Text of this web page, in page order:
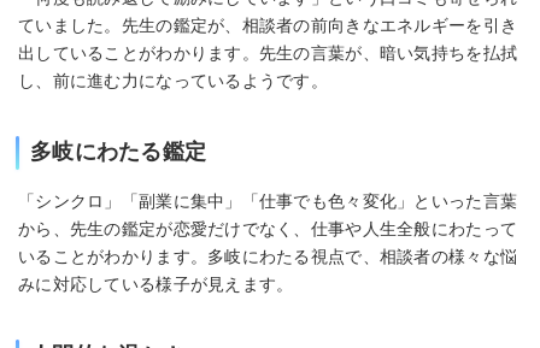
ていました。先生の鑑定が、相談者の前向きなエネルギーを引き
出していることがわかります。先生の言葉が、暗い気持ちを払拭
し、前に進む力になっているようです。
多岐にわたる鑑定
「シンクロ」「副業に集中」「仕事でも色々変化」といった言葉
から、先生の鑑定が恋愛だけでなく、仕事や人生全般にわたって
いることがわかります。多岐にわたる視点で、相談者の様々な悩
みに対応している様子が見えます。